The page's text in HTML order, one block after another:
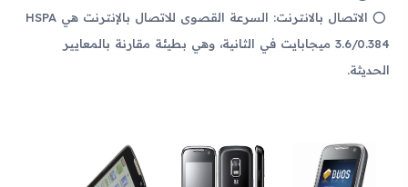
الاتصال بالانترنت: السرعة القصوى للاتصال بالإنترنت هي HSPA
3.6/0.384 ميجابايت في الثانية، وهي بطيئة مقارنة بالمعايير
الحديثة.